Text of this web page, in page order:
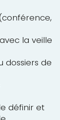
la veille
dossiers de
définir et